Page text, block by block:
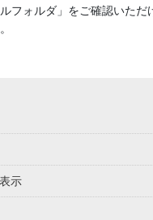
フォルダ」をご確認いただ
示